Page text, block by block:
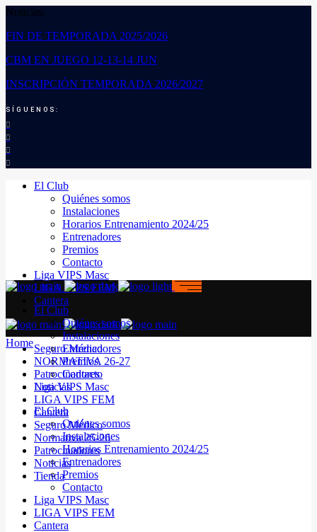
Noticias:
FIN DE TEMPORADA 2025/2026
CBM EN JUEGO 12-13-14 JUN
INSCRIPCIÓN TEMPORADA 2026/2027
SÍGUENOS:
El Club
Quiénes somos
Instalaciones
Horarios Entrenamiento 2024/25
Entrenadores
Premios
Contacto
Liga VIPS Masc
LIGA VIPS FEM
Cantera
Seguro Médico
NORMATIVA 26-27
Patrocinadores
Noticias
El Club
Quiénes somos
Instalaciones
Horarios Entrenamiento 2024/25
Entrenadores
Premios
Contacto
Liga VIPS Masc
LIGA VIPS FEM
Cantera
El Club
Quiénes somos
Instalaciones
Entrenadores
Premios
Contacto
Liga VIPS Masc
LIGA VIPS FEM
Cantera
Seguro Médico
Normativa 25-26
Patrocinadores
Noticias
Tienda
Home